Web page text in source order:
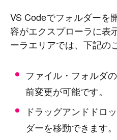
VS Codeでフォルダーを
容がエクスプローラに表
ーラエリアでは、下記の
ファイル・フォルダ
前変更が可能です。
ドラッグアンドドロ
ダーを移動できます。